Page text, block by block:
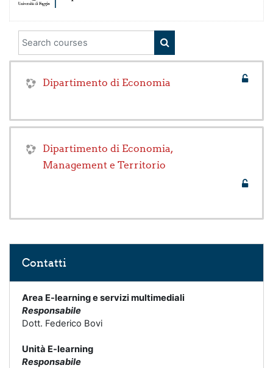
Search courses
SEARCH COURSES
Dipartimento di Economia
Dipartimento di Economia,
Management e Territorio
Contatti
Area E-learning e servizi multimediali
Responsabile
Dott. Federico Bovi
Unità E-learning
Responsabile